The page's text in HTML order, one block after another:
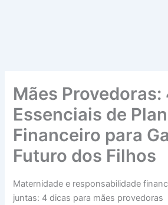
Mães Provedoras:
Essenciais de
Financeiro para
Futuro dos Filhos
Maternidade e responsabilidade
juntas: 4 dicas para mães provedoras